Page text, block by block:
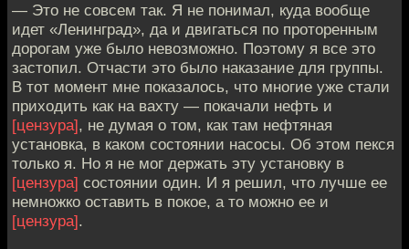
— Это не совсем так. Я не понимал, куда вообще
идет «Ленинград», да и двигаться по проторенным
дорогам уже было невозможно. Поэтому я все это
застопил. Отчасти это было наказание для группы.
В тот момент мне показалось, что многие уже стали
приходить как на вахту — покачали нефть и
[цензура], не думая о том, как там нефтяная
установка, в каком состоянии насосы. Об этом пекся
только я. Но я не мог держать эту установку в
[цензура] состоянии один. И я решил, что лучше ее
немножко оставить в покое, а то можно ее и
[цензура].